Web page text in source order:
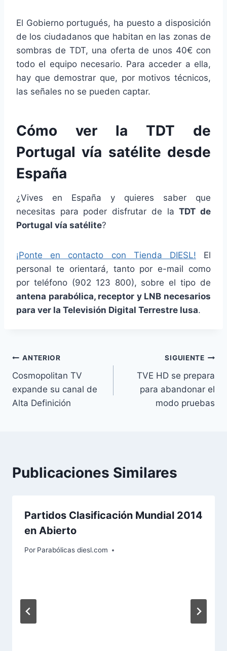
El Gobierno portugués, ha puesto a disposición
de los ciudadanos que habitan en las zonas de
sombras de TDT, una oferta de unos 40€ con
todo el equipo necesario. Para acceder a ella,
hay que demostrar que, por motivos técnicos,
las señales no se pueden captar.
Cómo ver la TDT de
Portugal vía satélite desde
España
¿Vives en España y quieres saber que
necesitas para poder disfrutar de laTDT de
Portugal vía satélite?
¡Ponte en contacto con Tienda DIESL! El
personal te orientará, tanto por e-mail como
por teléfono (902 123 800), sobre el tipo de
antena parabólica, receptor y LNB necesarios
para ver la Televisión Digital Terrestre lusa.
Navegación
de
entradas
ANTERIOR
Cosmopolitan TV
expande su canal de
Alta Definición
SIGUIENTE
TVE HD se prepara
para abandonar el
modo pruebas
Publicaciones Similares
Partidos Clasificación Mundial 2014
en Abierto
Por Parabólicas diesl.com